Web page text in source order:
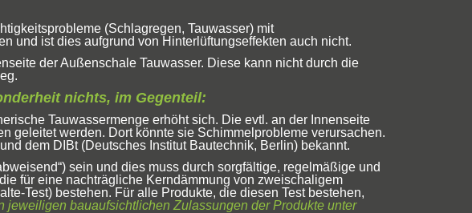
(Schlagregen, Tauwasser) mit
und ist dies aufgrund von Hinterlüftungseffekten auch nicht.
der Außenschale Tauwasser. Diese kann nicht durch die
nichts, im Gegenteil:
Tauwassermenge erhöht sich. Die evtl. an der Innenseite
geleitet werden. Dort könnte sie Schimmelprobleme verursachen.
dem DIBt (Deutsches Institut Bautechnik, Berlin) bekannt.
sein und dies muss durch sorgfältige, regelmäßige und
für eine nachträgliche Kerndämmung von zweischaligem
Test) bestehen. Für alle Produkte, die diesen Test bestehen,
bauaufsichtlichen Zulassungen der Produkte unter